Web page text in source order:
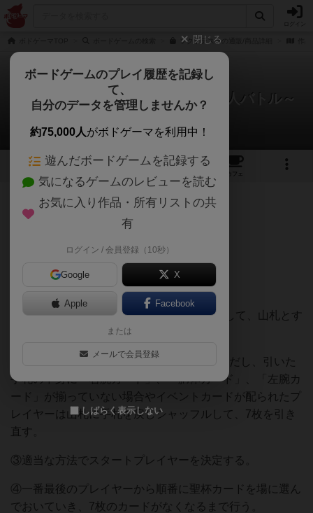
ソクラテスラの通販/商品詳細
ソクラテスラ～キメラティック偉人バトル～
Hideさんのルール/インスト
9 3 49
カフェ
10214名 2名 6年弱前
1）ゲーム名：ソクラテスラ
2）勝利条件：殿堂入り偉人を2〜3体作成
①魔法陣カード（93枚）をよくシャッフルして、山札とす
②各プレイヤーが山札から7枚づつ引く。ただし、引いた
手札の中身に「右腕カード」、「胴体カード」、「左腕カ
ード」が揃っていない場合やイベントカードが配られたプ
レイヤーは山札に手札を戻しシャッフルして、7枚を引き
直す。
③適当な方法でスタートプレイヤーを決定する。
④一番最後のプレイヤーから順番に聖杯カードを場に選ん
でおいていき、7枚のカードがなくなるまで行う。
閉じる
ボードゲームのプレイ履歴を記録し
て、
自分のデータを管理しませんか？
約75,000人がボドゲーマを利用中！
遊んだボードゲームを記録する
気になるゲームのレビューを読む
お気に入り作品・所有リストの共
有
ログイン / 会員登録（10秒）
Google X
Apple Facebook
または
メールで会員登録
しばらく表示しない